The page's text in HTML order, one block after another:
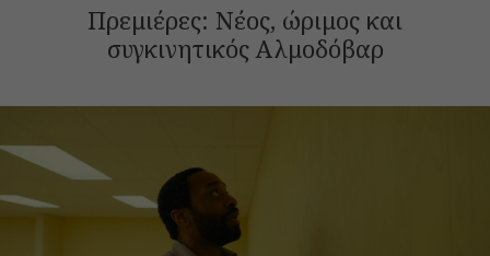
Πρεμιέρες: Νέος, ώριμος και
συγκινητικός Αλμοδόβαρ